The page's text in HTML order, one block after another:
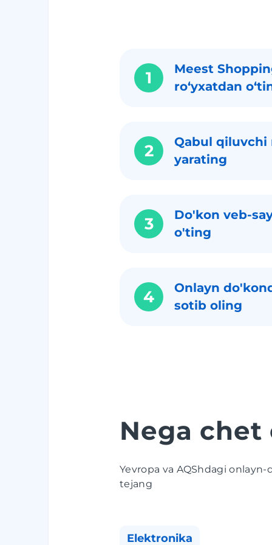
1
Meest
roʻyxatdan
2
Qabul qiluvchi
yarating
3
Do'kon veb-
o'ting
4
Onlayn
sotib oling
Nega
Yevropa va AQShdagi
tejang
Elektronika